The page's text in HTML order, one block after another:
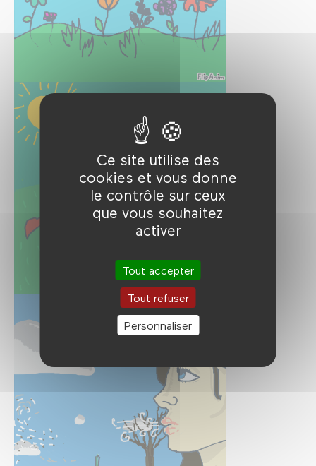
Ce site utilise des
cookies et vous donne
le contrôle sur ceux
que vous souhaitez
activer
Tout accepter
Tout refuser
Personnaliser